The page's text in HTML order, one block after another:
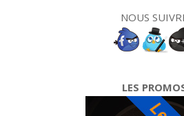
NOUS
LES